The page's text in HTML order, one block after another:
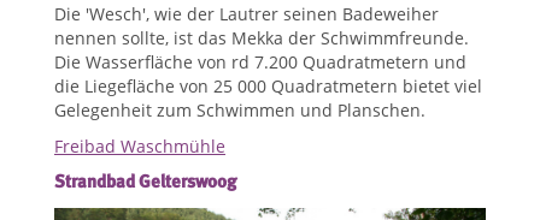
Die 'Wesch', wie der Lautrer seinen Badeweiher
nennen sollte, ist das Mekka der Schwimmfreunde.
Die Wasserfläche von rd 7.200 Quadratmetern und
die Liegefläche von 25 000 Quadratmetern bietet viel
Gelegenheit zum Schwimmen und Planschen.
Freibad Waschmühle
Strandbad Gelterswoog